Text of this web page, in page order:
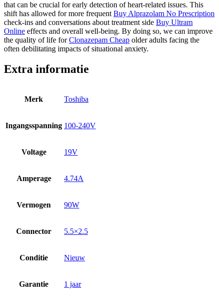
that can be crucial for early detection of heart-related issues. This
shift has allowed for more frequent Buy Alprazolam No Prescription
check-ins and conversations about treatment side Buy Ultram
Online effects and overall well-being. By doing so, we can improve
the quality of life forClonazepam Cheap older adults facing the
often debilitating impacts of situational anxiety.
Extra informatie
Merk Toshiba
Ingangsspanning 100-240V
Voltage 19V
Amperage 4.74A
Vermogen 90W
Connector 5.5×2.5
Conditie Nieuw
Garantie 1 jaar